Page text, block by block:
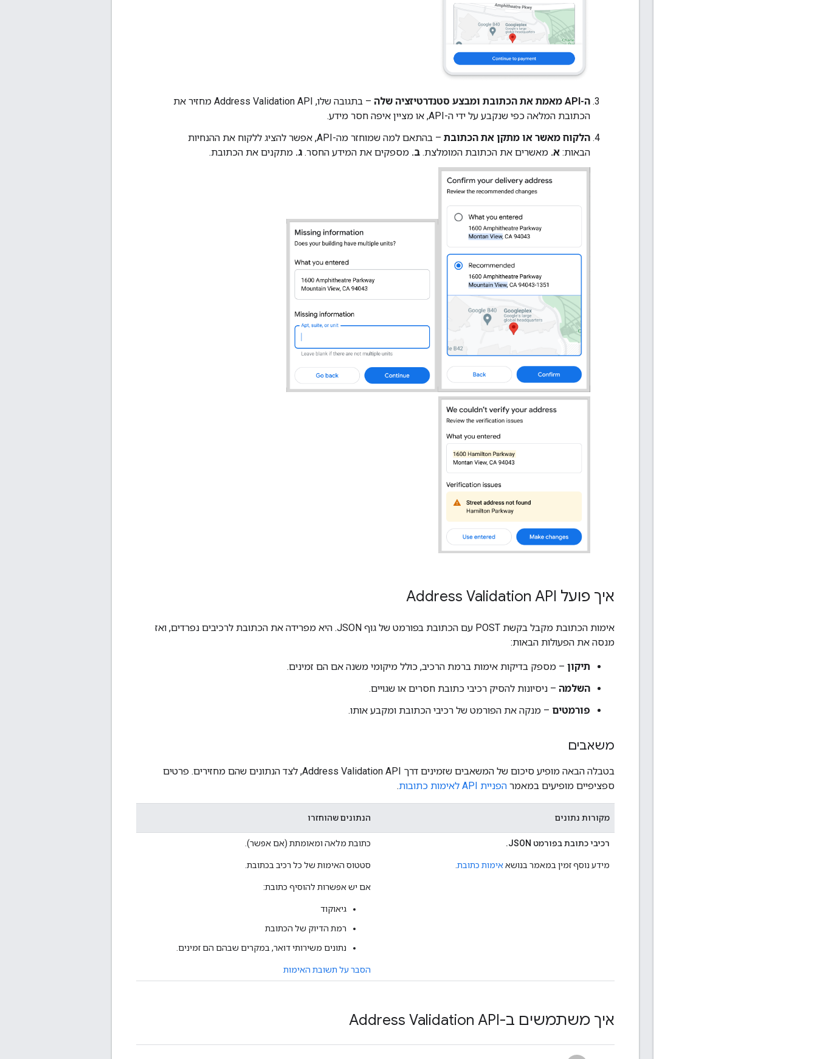
ה-API מאמת את הכתובת ומבצע סטנדרטיזציה שלה
– בתגובה שלו, Address Validation API מחזיר את
הכתובת המלאה כפי שנקבע על ידי ה-API, או מציין איפה חסר מידע.
הלקוח מאשר או מתקן את הכתובת
– בהתאם למה שמוחזר מה-API, אפשר להציג ללקוח את ההנחיות
הבאות: א. מאשרים את הכתובת המומלצת. ב. מספקים את המידע החסר. ג. מתקנים את הכתובת.
איך פועל Address Validation API
אימות הכתובת מקבל בקשת POST עם הכתובת בפורמט של גוף JSON. היא מפרידה את הכתובת לרכיבים נפרדים, ואז
מנסה את הפעולות הבאות:
תיקון – מספק בדיקות אימות ברמת הרכיב, כולל מיקומי משנה אם הם זמינים.
השלמה – ניסיונות להסיק רכיבי כתובת חסרים או שגויים.
פורמטים – מנקה את הפורמט של רכיבי הכתובת ומקבע אותו.
משאבים
בטבלה הבאה מופיע סיכום של המשאבים שזמינים דרך Address Validation API, לצד הנתונים שהם מחזירים. פרטים
ספציפיים מופיעים במאמר הפניית API לאימות כתובות .
מקורות נתונים הנתונים שהוחזרו
רכיבי כתובת בפורמט JSON.
מידע נוסף זמין במאמר בנושאאימות כתובת
כתובת מלאה ומאומתת (אם אפשר).
סטטוס האימות של כל רכיב בכתובת.
אם יש אפשרות להוסיף כתובת:
גיאוקוד
רמת הדיוק של הכתובת
נתונים משירותי דואר, במקרים שבהם הם זמינים.
הסבר על תשובת האימות
איך משתמשים ב-Address Validation API